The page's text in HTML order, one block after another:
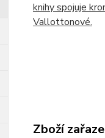
knihy spojuje
Vallottonové.
Zboží